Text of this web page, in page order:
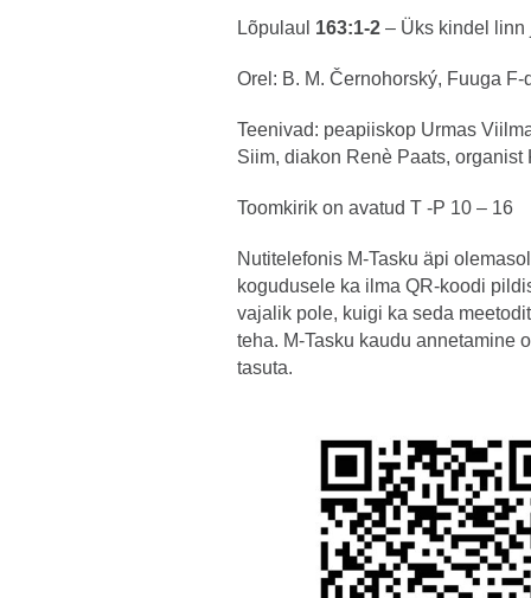
Lõpulaul 163:1-2 – Üks kindel linn
Orel: B. M. Černohorský, Fuuga F-
Teenivad: peapiiskop Urmas
Siim, diakon Renè Paats, organist
Toomkirik on avatud T -P 10 – 16
Nutitelefonis M-Tasku äpi
kogudusele ka ilma QR-koodi
vajalik pole, kuigi ka seda
teha. M-Tasku kaudu annetamine
tasuta.